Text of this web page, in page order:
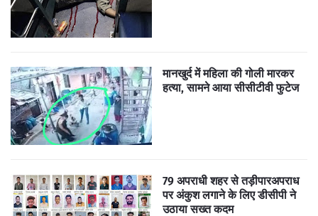
मानखुर्द में महिला की गोली मारकर
हत्या, सामने आया सीसीटीवी फुटेज
79 अपराधी शहर से तड़ीपारअपराध
पर अंकुश लगाने के लिए डीसीपी ने
उठाया सख्त कदम